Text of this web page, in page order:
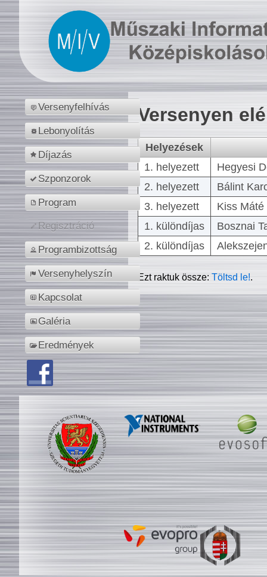
Versenyfelhívás
Lebonyolítás
Díjazás
Szponzorok
Program
Regisztráció
Programbizottság
Versenyhelyszín
Kapcsolat
Galéria
Eredmények
Versenyen
Helyezések
1. helyezett
Hegyesi
2. helyezett
Bálint
3. helyezett
Kiss
1. különdíjas
Bosznai
2. különdíjas
Ezt raktuk össze:Töltsd le!.